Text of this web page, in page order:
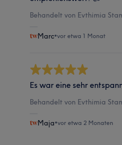
Behandelt von Evthimia
Marc•vor etwa 1 Monat
Es war eine sehr
Behandelt von Evthimia
Maja•vor etwa 2 Monaten